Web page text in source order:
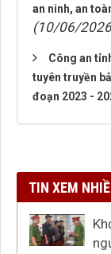
an ninh, an
(10/06/
Công an
tuyên truyền
đoạn 2023 -
TIN XEM